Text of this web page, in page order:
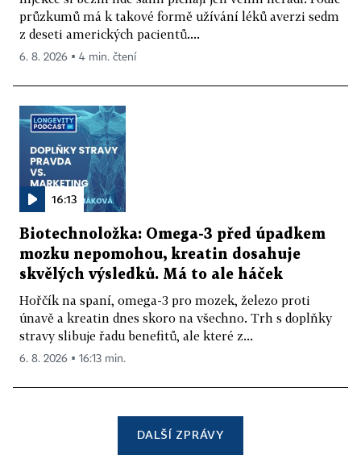
průzkumů má k takové formě užívání léků averzi sedm
z deseti amerických pacientů....
6. 8. 2026 ▪ 4 min. čtení
16:13
Biotechnoložka: Omega-3 před úpadkem
mozku nepomohou, kreatin dosahuje
skvělých výsledků. Má to ale háček
Hořčík na spaní, omega-3 pro mozek, železo proti
únavě a kreatin dnes skoro na všechno. Trh s doplňky
stravy slibuje řadu benefitů, ale které z...
6. 8. 2026 ▪ 16:13 min.
DALŠÍ ZPRÁVY